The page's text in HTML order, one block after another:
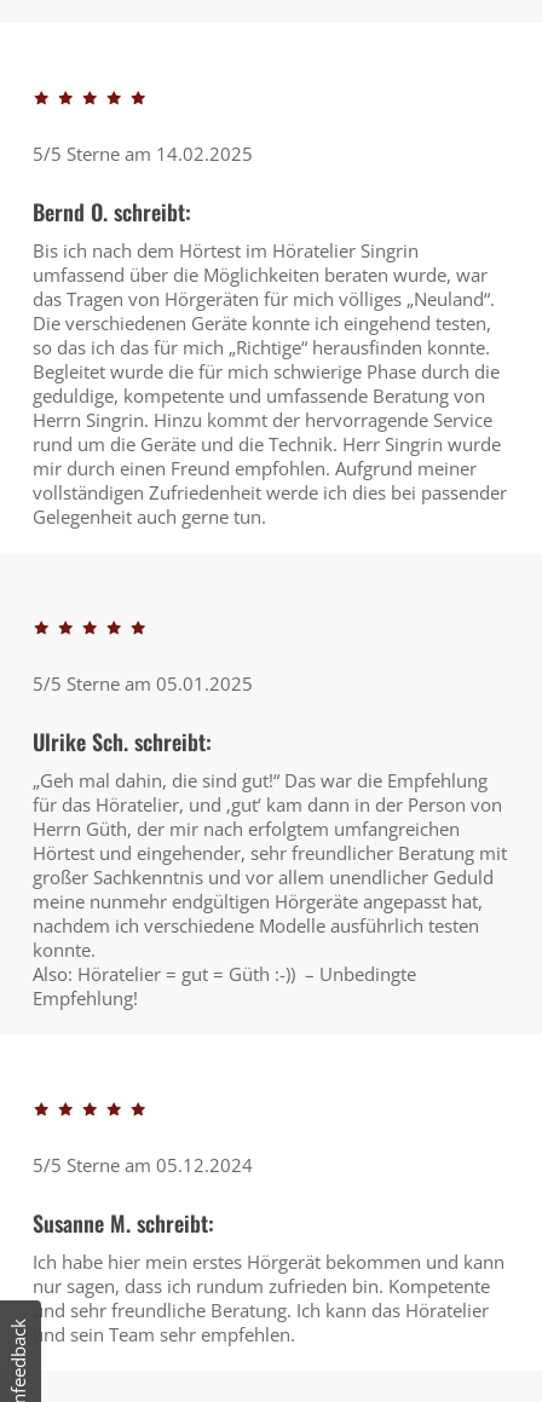
5/5 Sterne am 14.02.2025
Bernd O. schreibt:
Bis ich nach dem Hörtest im Höratelier Singrin
umfassend über die Möglichkeiten beraten wurde, war
das Tragen von Hörgeräten für mich völliges „Neuland“.
Die verschiedenen Geräte konnte ich eingehend testen,
so das ich das für mich „Richtige“ herausfinden konnte.
Begleitet wurde die für mich schwierige Phase durch die
geduldige, kompetente und umfassende Beratung von
Herrn Singrin. Hinzu kommt der hervorragende Service
rund um die Geräte und die Technik. Herr Singrin wurde
mir durch einen Freund empfohlen. Aufgrund meiner
vollständigen Zufriedenheit werde ich dies bei passender
Gelegenheit auch gerne tun.
5/5 Sterne am 05.01.2025
Ulrike Sch. schreibt:
„Geh mal dahin, die sind gut!“ Das war die Empfehlung
für das Höratelier, und ‚gut‘ kam dann in der Person von
Herrn Güth, der mir nach erfolgtem umfangreichen
Hörtest und eingehender, sehr freundlicher Beratung mit
großer Sachkenntnis und vor allem unendlicher Geduld
meine nunmehr endgültigen Hörgeräte angepasst hat,
nachdem ich verschiedene Modelle ausführlich testen
konnte.
Also: Höratelier = gut = Güth :-)) – Unbedingte
Empfehlung!
5/5 Sterne am 05.12.2024
Susanne M. schreibt:
Ich habe hier mein erstes Hörgerät bekommen und kann
nur sagen, dass ich rundum zufrieden bin. Kompetente
und sehr freundliche Beratung. Ich kann das Höratelier
und sein Team sehr empfehlen.